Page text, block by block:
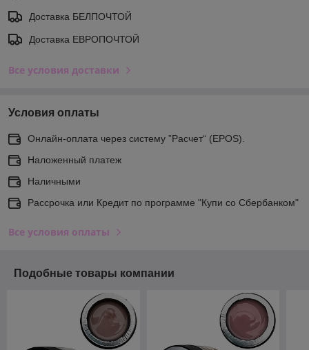
Доставка БЕЛПОЧТОЙ
Доставка ЕВРОПОЧТОЙ
Все условия доставки
Условия оплаты
Онлайн-оплата через систему ”Расчет“ (EPOS).
Наложенный платеж
Наличными
Рассрочка или Кредит по программе "Купи со Сбербанком"
Все условия оплаты
Подобные товары компании